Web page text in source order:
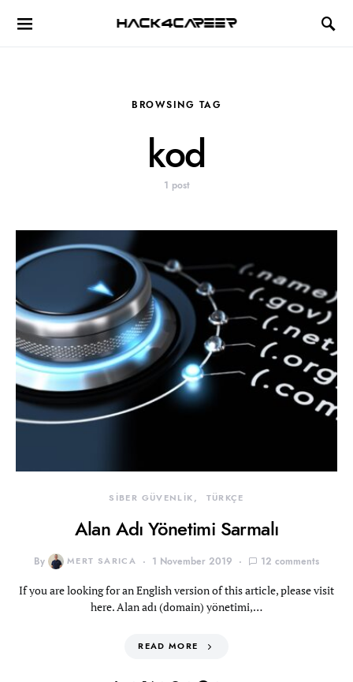
Hack4Career
BROWSING TAG
kod
1 post
SİBER GÜVENLİK TÜRKÇE
Alan Adı Yönetimi Sarmalı
By MERT SARICA 1 November 2019 12 comments
If you are looking for an English version of this article, please visit
here. Alan adı (domain) yönetimi,…
READ MORE